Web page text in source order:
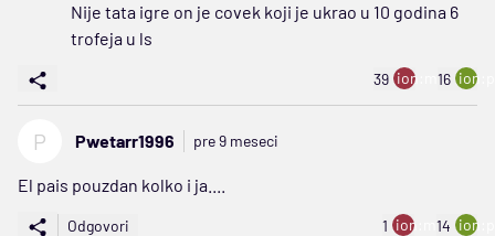
Nije tata igre on je covek koji je ukrao u 10 godina 6
trofeja u ls
39 ion:minus
16
P Pwetarr1996 pre 9 meseci
El pais pouzdan kolko i ja....
Odgovori 1 ion:minus
14